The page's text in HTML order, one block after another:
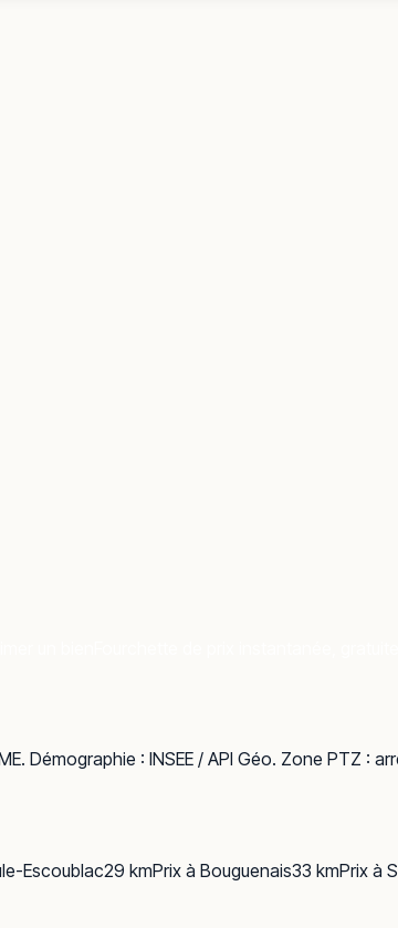
. Démographie : INSEE / API Géo. Zone PTZ :
Escoublac29 kmPrix à Bouguenais33 kmPrix à